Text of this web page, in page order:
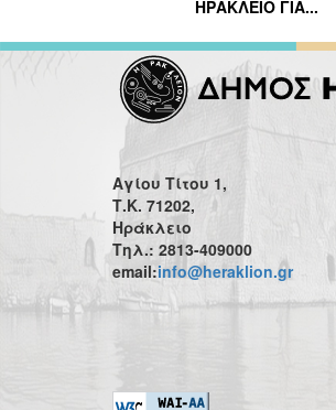
ΗΡΑΚΛΕΙΟ ΓΙΑ...
Αγίου Τίτου 1,
Τ.Κ. 71202,
Ηράκλειο
Τηλ.: 2813-409000
email:info@heraklion.gr